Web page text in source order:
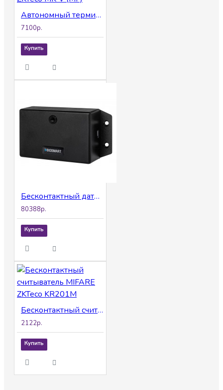
Автономный терминал доступа ZKTeco MK-V (MF)
7100р.
Купить
Бесконтактный датчик BioSmart Thermoscan H
80388р.
Купить
Бесконтактный считыватель MIFARE ZKTeco KR201M
2122р.
Купить